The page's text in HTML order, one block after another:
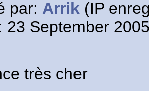
par: Arrik (IP
23 September
très cher